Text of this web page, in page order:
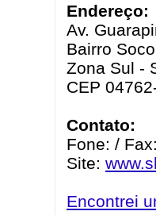
Endereço:
Av.
Bairro
Zona Sul -
CEP
Contato:
Fone: /
Site:
Encontrei